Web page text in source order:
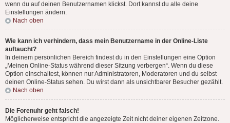
wenn du auf deinen Benutzernamen klickst. Dort kannst du alle deine
Einstellungen ändern.
Nach oben
Wie kann ich verhindern, dass mein Benutzername in der Online-Liste
auftaucht?
In deinem persönlichen Bereich findest du in den Einstellungen eine Option
„Meinen Online-Status während dieser Sitzung verbergen“. Wenn du diese
Option einschaltest, können nur Administratoren, Moderatoren und du selbst
deinen Online-Status sehen. Du wirst dann als unsichtbarer Besucher gezählt.
Nach oben
Die Forenuhr geht falsch!
Möglicherweise entspricht die angezeigte Zeit nicht deiner eigenen Zeitzone.